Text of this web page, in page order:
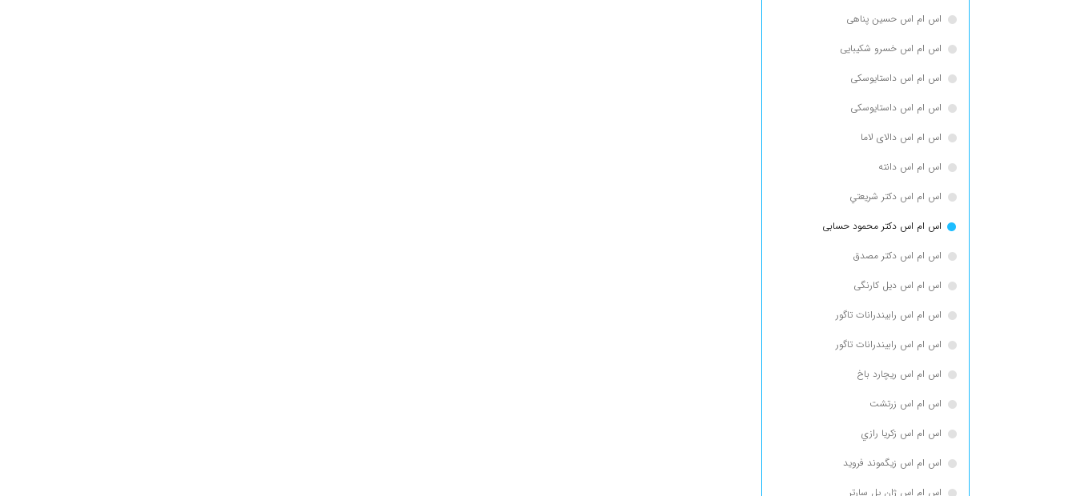
اس ام اس حسین پناهی
اس ام اس خسرو شکیبایی
اس ام اس داستایوسكی
اس ام اس داستایوسکی
اس ام اس دالای لاما
اس ام اس دانته
اس ام اس دكتر شريعتي
اس ام اس دکتر محمود حسابی
اس ام اس دکتر مصدق
اس ام اس دیل کارنگی
اس ام اس رابيندرانات تاگور
اس ام اس رابیندرانات تاگور
اس ام اس ریچارد باخ
اس ام اس زرتشت
اس ام اس زكريا رازي
اس ام اس زیگموند فروید
اس ام اس ژان پل سارتر